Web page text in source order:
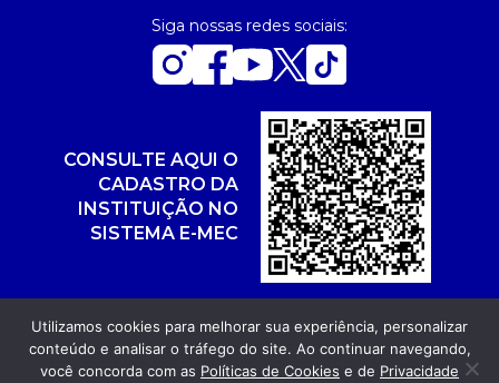
Siga nossas redes sociais:
CONSULTE AQUI O
CADASTRO DA
INSTITUIÇÃO NO
SISTEMA E-MEC
Copyright 2026. Todos os direitos reservados.
Desenvolvimento: POR FUEL AGÊNCIA WEB
Utilizamos cookies para melhorar sua experiência, personalizar
conteúdo e analisar o tráfego do site. Ao continuar navegando,
você concorda com as Políticas de Cookies e de Privacidade